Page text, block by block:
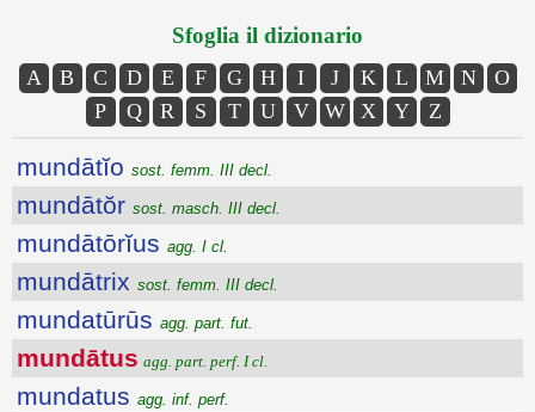
Sfoglia il dizionario
A B C D E F G H I J K L M N
O
P
Q R S T U V W X Y Z
mundātĭo sost. femm. III decl.
mundātŏr sost. masch. III decl.
mundātōrĭus agg. I cl.
mundātrix sost. femm. III decl.
mundatūrūs agg. part. fut.
mundātus agg. part. perf. I cl.
mundatus agg. inf. perf.